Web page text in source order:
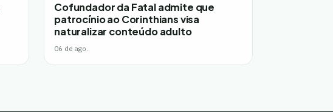
Cofundador da Fatal admite que
patrocínio ao Corinthians visa
naturalizar conteúdo adulto
06 de ago.